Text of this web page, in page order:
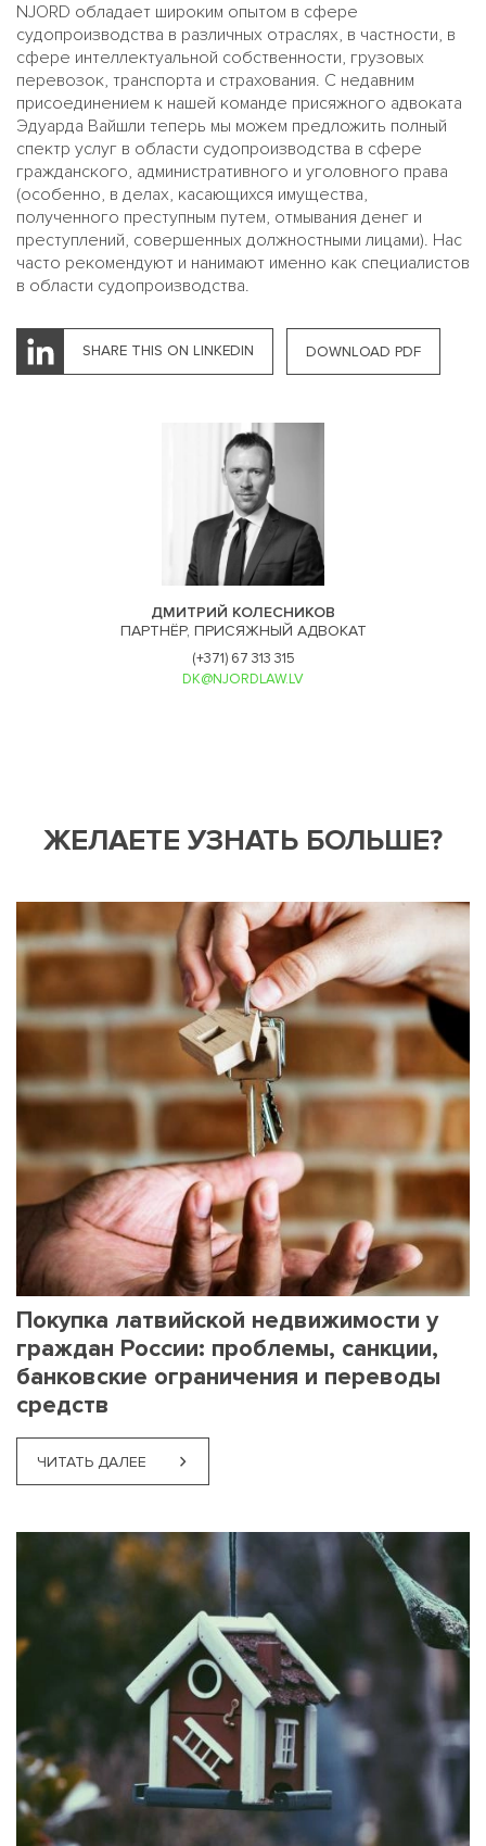
NJORD обладает широким опытом в сфере
судопроизводства в различных отраслях, в частности, в
сфере интеллектуальной собственности, грузовых
перевозок, транспорта и страхования. С недавним
присоединением к нашей команде присяжного адвоката
Эдуарда Вайшли теперь мы можем предложить полный
спектр услуг в области судопроизводства в сфере
гражданского, административного и уголовного права
(особенно, в делах, касающихся имущества,
полученного преступным путем, отмывания денег и
преступлений, совершенных должностными лицами). Нас
часто рекомендуют и нанимают именно как специалистов
в области судопроизводства.
SHARE THIS ON LINKEDIN DOWNLOAD PDF
ДМИТРИЙ КОЛЕСНИКОВ
ПАРТНЁР, ПРИСЯЖНЫЙ АДВОКАТ
(+371) 67 313 315
DK@NJORDLAW.LV
ЖЕЛАЕТЕ УЗНАТЬ БОЛЬШЕ?
Покупка латвийской недвижимости у
граждан России: проблемы, санкции,
банковские ограничения и переводы
средств
ЧИТАТЬ ДАЛЕЕ